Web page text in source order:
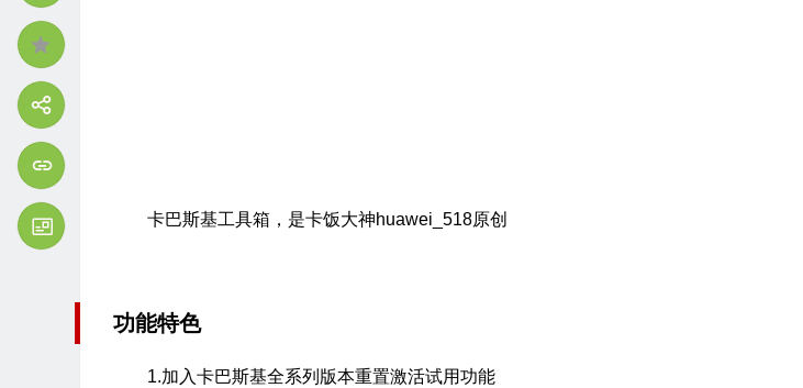
卡巴斯基工具箱，是卡饭大神huawei_518原创
功能特色
1.加入卡巴斯基全系列版本重置激活试用功能